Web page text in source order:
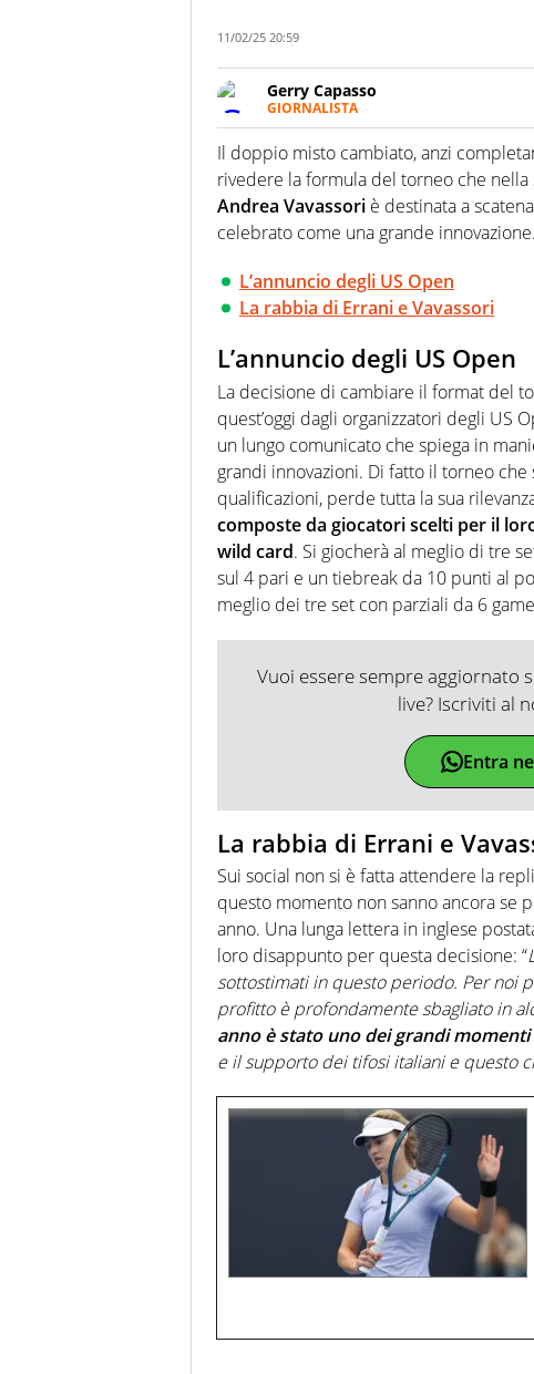
11/02/25 20:59
Gerry Capasso
GIORNALISTA
Per lui gli sport americani non
innata di trovare la notizia dove
Il doppio misto cambiato, anzi
rivedere la formula del torneo che
Andrea Vavassori è destinata a
celebrato come una grande innovazione.
L’annuncio degli US Open
La rabbia di Errani e Vavassori
L’annuncio degli US Open
La decisione di cambiare il format del
quest’oggi dagli organizzatori degli US
un lungo comunicato che spiega in
grandi innovazioni. Di fatto il torneo
qualificazioni, perde tutta la sua
composte da giocatori scelti per il
wild card. Si giocherà al meglio di tre
sul 4 pari e un tiebreak da 10 punti al
meglio dei tre set con parziali da 6
Vuoi essere sempre aggiornato
live? Iscriviti al
Entra
La rabbia di Errani e
Sui social non si è fatta attendere la
questo momento non sanno ancora se
anno. Una lunga lettera in inglese
loro disappunto per questa decisione: “
sottostimati in questo periodo. Per noi
profitto è profondamente sbagliato in
anno è stato uno dei grandi
e il supporto dei tifosi italiani e questo